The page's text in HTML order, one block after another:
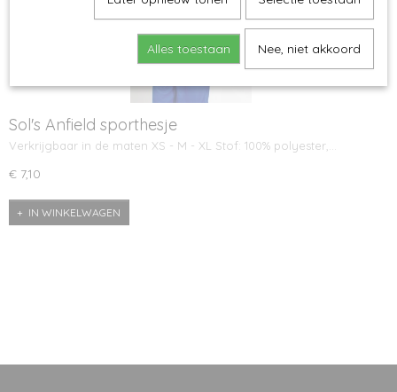
Sol's Anfield sporthesje
Verkrijgbaar in de maten XS - M - XL Stof: 100% polyester,…
€ 7,10
IN WINKELWAGEN
Alles toestaan Nee, niet akkoord